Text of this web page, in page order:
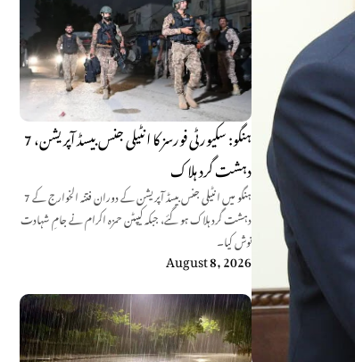
ہنگو: سکیورٹی فورسز کا انٹیلی جنس بیسڈ آپریشن، 7
دہشت گرد ہلاک
ہنگو میں انٹیلی جنس بیسڈ آپریشن کے دوران فتنہ الخوارج کے 7
دہشت گرد ہلاک ہو گئے، جبکہ کیپٹن حمزہ اکرام نے جامِ شہادت
نوش کیا۔
August 8, 2026